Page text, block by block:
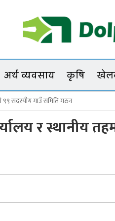
अर्थ व्यवसाय कृषि
९९ सदस्यीय गाउँ समिति गठन
गाँजाका बोट नष्ट
टुंगिने
र स्थानीय